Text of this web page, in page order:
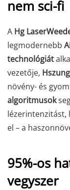
nem sci-fi
A Hg
legmodernebb
technológiát
vezetője,
növény- és
algoritmusok
lézerintenzitást,
el – a
95%-os
vegyszer